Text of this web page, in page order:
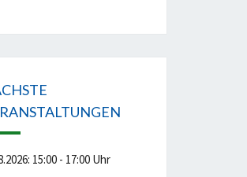
15:00 - 17:00 Uhr